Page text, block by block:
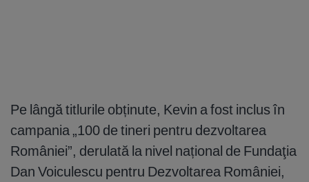
Pe lângă titlurile obținute, Kevin a fost inclus în
campania „100 de tineri pentru dezvoltarea
României”, derulată la nivel național de Fundaţia
Dan Voiculescu pentru Dezvoltarea României,